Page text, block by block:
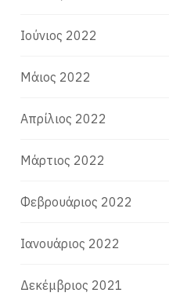
Ιούνιος 2022
Μάιος 2022
Απρίλιος 2022
Μάρτιος 2022
Φεβρουάριος 2022
Ιανουάριος 2022
Δεκέμβριος 2021